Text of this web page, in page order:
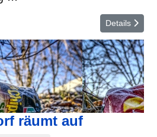
Details
räumt auf